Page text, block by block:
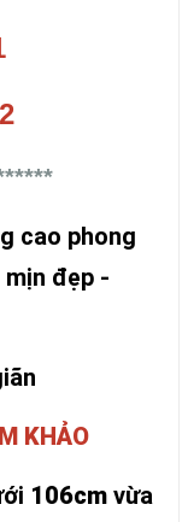
2
cao phong
đẹp -
KHẢO
106cm vừa